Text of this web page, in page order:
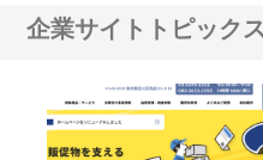
企業サイトトピックス